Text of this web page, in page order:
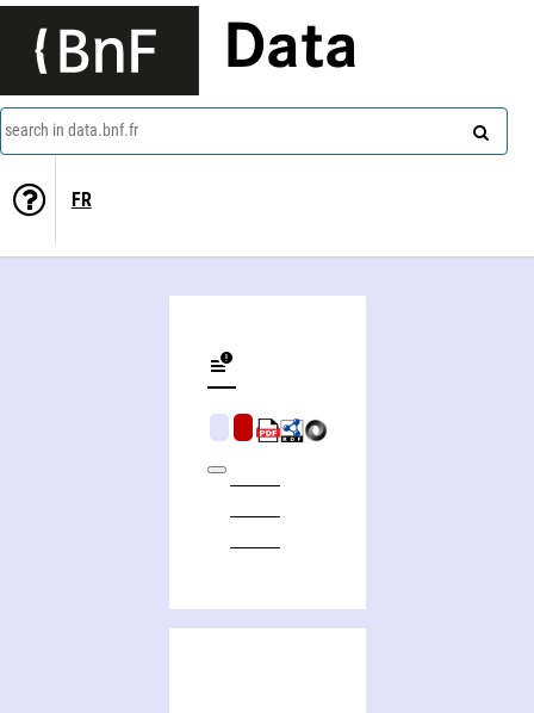
Data
search in data.bnf.fr
FR